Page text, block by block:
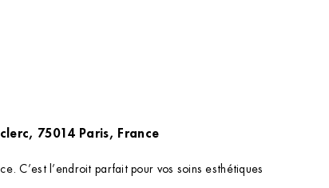
75014 Paris, France
C’est l’endroit parfait pour vos soins esthétiques